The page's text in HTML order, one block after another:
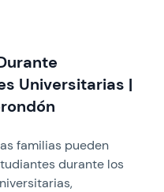
Universitarias |
familias pueden
durante los